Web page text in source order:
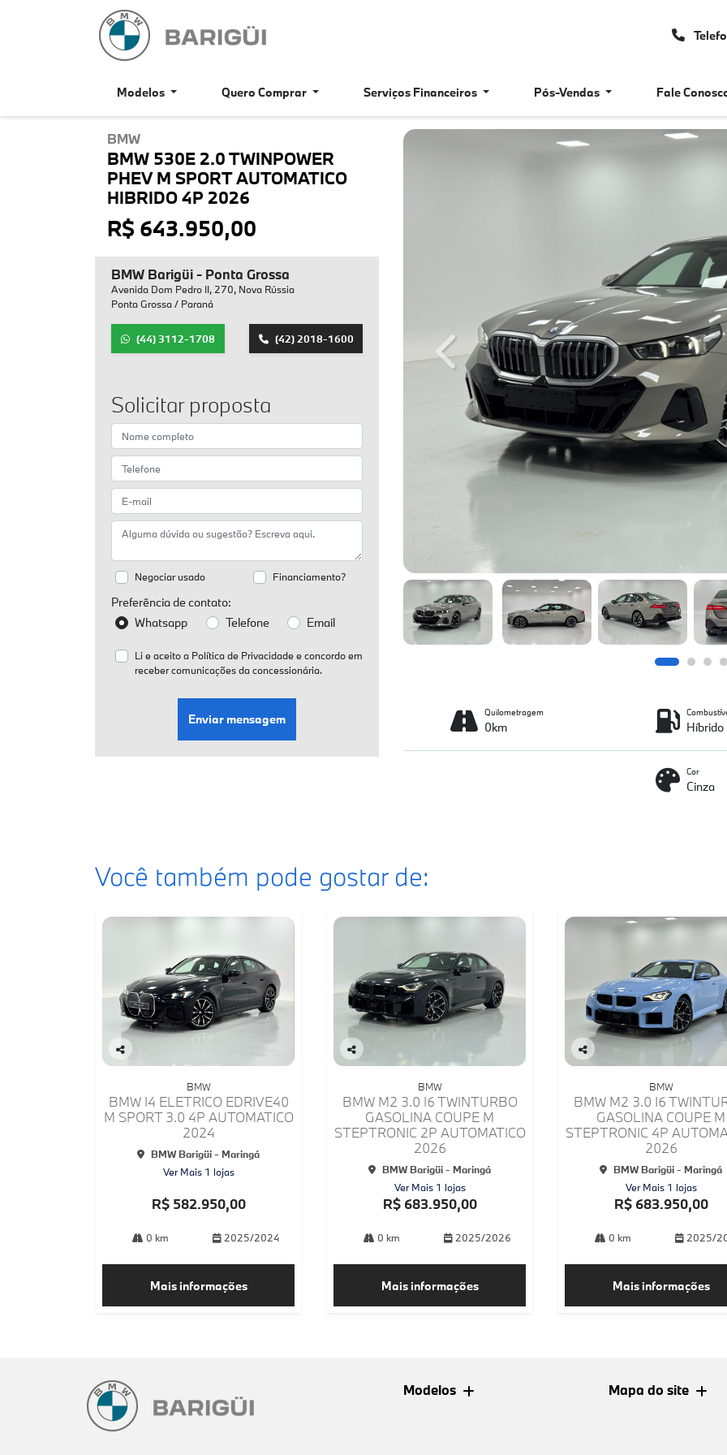
Modelos Quero Comprar Serviços Financeiros Pós-Vendas Fale
BMW
BMW 530E 2.0 TWINPOWER
PHEV M SPORT AUTOMATICO
HIBRIDO 4P 2026
R$ 643.950,00
BMW Barigüi - Ponta Grossa
Avenida Dom Pedro II, 270, Nova Rússia
Ponta Grossa / Paraná
(42) 2018-1600
(44) 3112-1708
Solicitar proposta
Financiamento?
Negociar usado
Preferência de contato:
Whatsapp
Telefone Email
Li e aceito a Política de Privacidadee concordo em
receber comunicações da concessionária.
Enviar mensagem
Previous
Híbrido
Quilometragem
0km
Cor
Cinza
Você também pode gostar de:
Co
lhe
BMW
BMW I4 ELETRICO EDRIVE40
M SPORT 3.0 4P AUTOMATICO
2024
BMW Barigüi - Maringá
Ver Mais 1 lojas
R$ 582.950,00
0 km 2025/2024
Mais informações
Co
lhe
BMW
BMW M2 3.0 I6 TWINTURBO
GASOLINA COUPE M
STEPTRONIC 2P AUTOMATICO
2026
BMW Barigüi - Maringá
Ver Mais 1 lojas
R$ 683.950,00
0 km 2025/2026
Mais informações
Co
lhe
BMW
BMW M2 3.0 I6
GASOLINA COUPE M
STEPTRONIC 4P
2026
BMW Barigüi - Maringá
Ver Mais 1 lojas
R$ 683.950,00
0 km 2025/
Mais informações
Modelos Mapa do site